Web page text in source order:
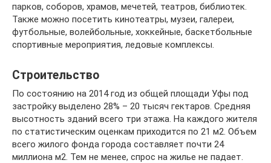
парков, соборов, храмов, мечетей, театров, библиотек.
Также можно посетить кинотеатры, музеи, галереи,
футбольные, волейбольные, хоккейные, баскетбольные
спортивные мероприятия, ледовые комплексы.
Строительство
По состоянию на 2014 год из общей площади Уфы под
застройку выделено 28% – 20 тысяч гектаров. Средняя
высотность зданий всего три этажа. На каждого жителя
по статистическим оценкам приходится по 21 м2. Объем
всего жилого фонда города составляет почти 24
миллиона м2. Тем не менее, спрос на жилье не падает.